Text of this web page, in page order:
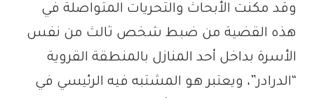
وقد مكنت الأبحاث والتحريات المتواصلة في
هذه القضية من ضبط شخص ثالث من نفس
الأسرة بداخل أحد المنازل بالمنطقة القروية
“الدرادر”، ويعتبر هو المشتبه فيه الرئيسي في